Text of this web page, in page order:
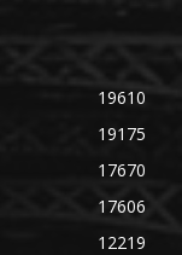
19610
19175
17670
17606
12219